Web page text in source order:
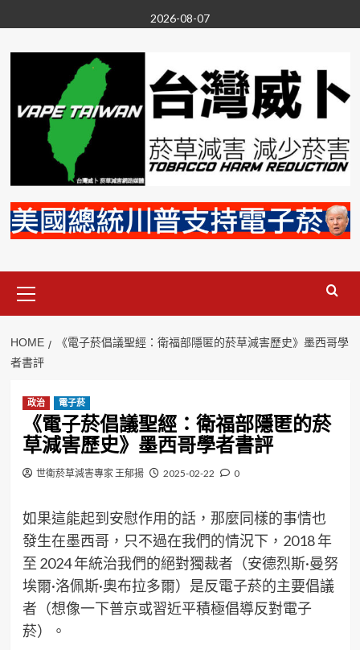
to
content
2026-08-07
Menu
HOME
《電子菸倡議聖經：衛福部隱匿的菸草減害歷史》墨西哥學
者書評
政治 電子菸
《電子菸倡議聖經：衛福部隱匿的菸
草減害歷史》墨西哥學者書評
世衛菸草減害專家 王郁揚 2025-02-22 0
如果這能起到安慰作用的話，那麼同樣的事情也
發生在墨西哥，只不過在我們的情況下，2018 年
至 2024 年統治我們的絕對獨裁者（安德烈斯·曼努
埃爾·洛佩斯·奧布拉多爾）是反電子菸的主要倡議
者（想像一下普京或習近平積極倡導反對電子
菸）。